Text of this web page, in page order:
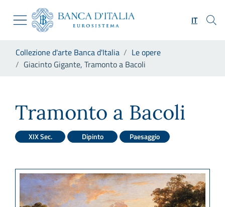
Skip to Main Content
Vai al sito istituzionale
Vai al menu di navigazione
Vai alla ricerca
Vai al footer
IT
Collezione d'arte Banca d'Italia
Le opere
Giacinto Gigante, Tramonto a Bacoli
Tramonto a Bacoli
XIX Sec. Dipinto Paesaggio